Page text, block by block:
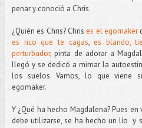
penar y conoció a Chris.
¿Quién es Chris? Chrises el egomaker
es rico que te cagas,es blando,
perturbador, pinta de adorar a
llegó y se dedicó a mimar la
los suelos. Vamos, lo que viene
egomaker.
Y ¿Qué ha hecho Magdalena? Pues
debe utilizarse, se ha hecho un lío y